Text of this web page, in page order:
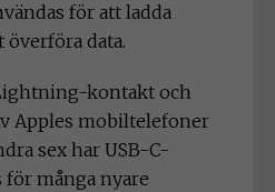
för att ladda
data.
kontakt och
Apples mobiltelefoner
sex har USB-C-
många nyare